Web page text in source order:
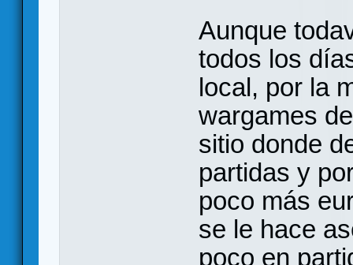
Aunque
todos los
local, por la
wargames
sitio donde
partidas y
poco más
se le hace
poco en